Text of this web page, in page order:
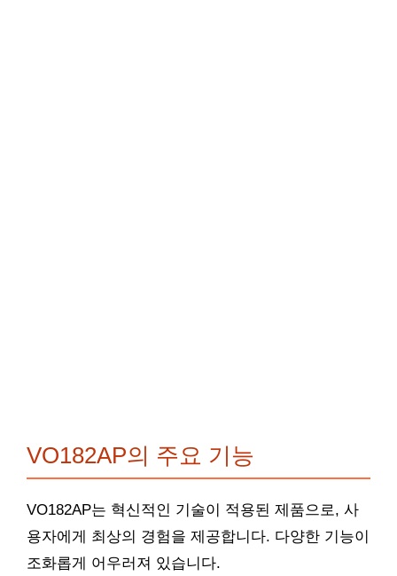
VO182AP의 주요 기능
VO182AP는 혁신적인 기술이 적용된 제품으로, 사
용자에게 최상의 경험을 제공합니다. 다양한 기능이
조화롭게 어우러져 있습니다.